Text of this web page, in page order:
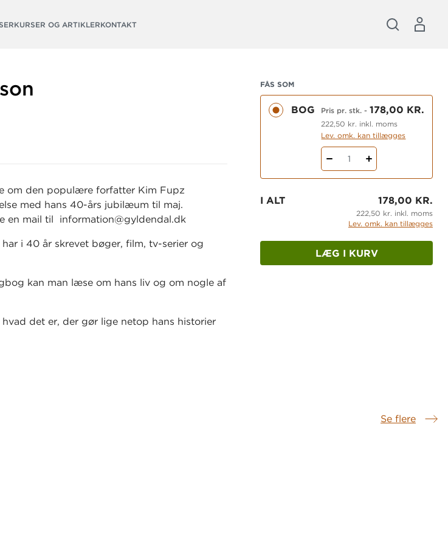
KURSER OG ARTIKLERKONTAKT
om den populære forfatter Kim Fupz
med hans 40-års jubilæum til maj.
en mail til information@gyldendal.dk
i 40 år skrevet bøger, film, tv-serier og
kan man læse om hans liv og om nogle af
det er, der gør lige netop hans historier
FÅS SOM
BOG Pris pr. stk. -178,00 KR.
222,50 kr. inkl. moms
Lev. omk. kan tillægges
1
I ALT 178,00 KR.
222,50 kr. inkl. moms
Lev. omk. kan tillægges
LÆG I KURV
Se flere
Samme serie